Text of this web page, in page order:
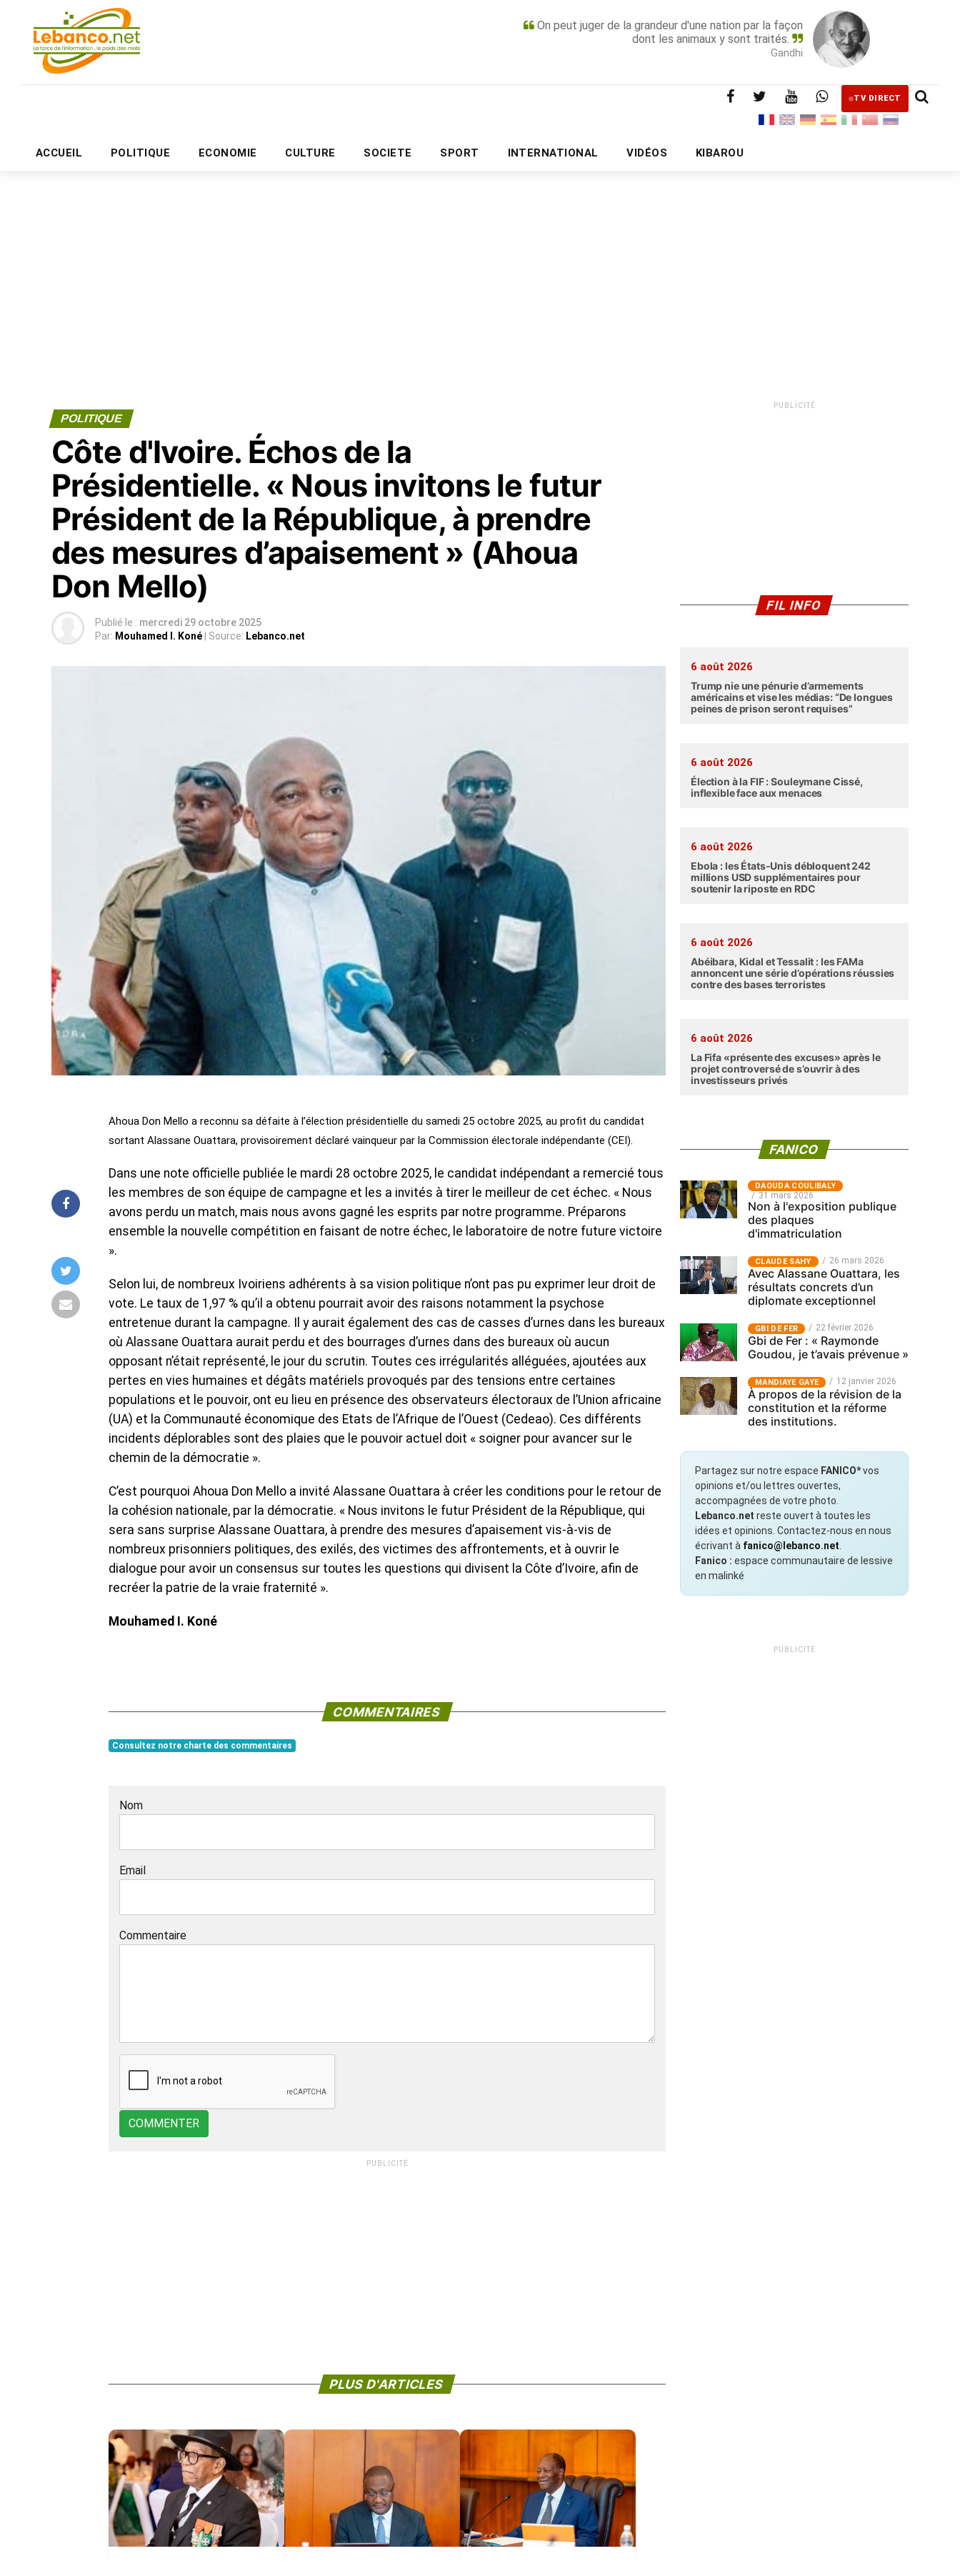
On peut juger de la grandeur d'une nation par la façon
dont les animaux y sont traités.
Gandhi
TV DIRECT
ACCUEIL POLITIQUE ECONOMIE CULTURE SOCIETE SPORT INTERNATIONAL VIDÉOS KIBAROU
PUBLICITÉ
POLITIQUE
Côte d'Ivoire. Échos de la
Présidentielle. « Nous invitons le futur
Président de la République, à prendre
des mesures d’apaisement » (Ahoua
Don Mello)
Publié le : mercredi 29 octobre 2025
Par: Mouhamed I. Koné | Source: Lebanco.net
Ahoua Don Mello a reconnu sa défaite à l’élection présidentielle du samedi 25 octobre 2025, au profit du candidat
sortant Alassane Ouattara, provisoirement déclaré vainqueur par la Commission électorale indépendante (CEI).
Dans une note officielle publiée le mardi 28 octobre 2025, le candidat indépendant a remercié tous
les membres de son équipe de campagne et les a invités à tirer le meilleur de cet échec. « Nous
avons perdu un match, mais nous avons gagné les esprits par notre programme. Préparons
ensemble la nouvelle compétition en faisant de notre échec, le laboratoire de notre future victoire
».
Selon lui, de nombreux Ivoiriens adhérents à sa vision politique n’ont pas pu exprimer leur droit de
vote. Le taux de 1,97 % qu’il a obtenu pourrait avoir des raisons notamment la psychose
entretenue durant la campagne. Il y aurait également des cas de casses d’urnes dans les bureaux
où Alassane Ouattara aurait perdu et des bourrages d’urnes dans des bureaux où aucun
opposant n’était représenté, le jour du scrutin. Toutes ces irrégularités alléguées, ajoutées aux
pertes en vies humaines et dégâts matériels provoqués par des tensions entre certaines
populations et le pouvoir, ont eu lieu en présence des observateurs électoraux de l’Union africaine
(UA) et la Communauté économique des Etats de l’Afrique de l’Ouest (Cedeao). Ces différents
incidents déplorables sont des plaies que le pouvoir actuel doit « soigner pour avancer sur le
chemin de la démocratie ».
C’est pourquoi Ahoua Don Mello a invité Alassane Ouattara à créer les conditions pour le retour de
la cohésion nationale, par la démocratie. « Nous invitons le futur Président de la République, qui
sera sans surprise Alassane Ouattara, à prendre des mesures d’apaisement vis-à-vis de
nombreux prisonniers politiques, des exilés, des victimes des affrontements, et à ouvrir le
dialogue pour avoir un consensus sur toutes les questions qui divisent la Côte d’Ivoire, afin de
recréer la patrie de la vraie fraternité ».
Mouhamed I. Koné
COMMENTAIRES
Consultez notre charte des commentaires
Nom
Email
Commentaire
COMMENTER
PUBLICITÉ
PLUS D'ARTICLES
PUBLICITÉ
FIL INFO
6 août 2026
Trump nie une pénurie d’armements
américains et vise les médias: “De longues
peines de prison seront requises”
6 août 2026
Élection à la FIF : Souleymane Cissé,
inflexible face aux menaces
6 août 2026
Ebola : les États-Unis débloquent 242
millions USD supplémentaires pour
soutenir la riposte en RDC
6 août 2026
Abéibara, Kidal et Tessalit : les FAMa
annoncent une série d’opérations réussies
contre des bases terroristes
6 août 2026
La Fifa «présente des excuses» après le
projet controversé de s’ouvrir à des
investisseurs privés
FANICO
‎DAOUDA COULIBALY
31 mars 2026
Non à l'exposition publique
des plaques
d'immatriculation
CLAUDE SAHY 26 mars 2026
Avec Alassane Ouattara, les
résultats concrets d’un
diplomate exceptionnel
GBI DE FER 22 février 2026
Gbi de Fer : « Raymonde
Goudou, je t’avais prévenue »
MANDIAYE GAYE 12 janvier 2026
À propos de la révision de la
constitution et la réforme
des institutions.
Partagez sur notre espace FANICO*vos
opinions et/ou lettres ouvertes,
accompagnées de votre photo.
Lebanco.net reste ouvert à toutes les
idées et opinions. Contactez-nous en nous
écrivant à fanico@lebanco.net
Fanico : espace communautaire de lessive
en malinké
PUBLICITÉ